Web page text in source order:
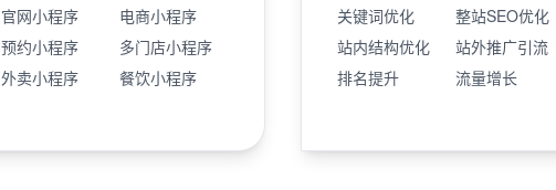
官网小程序
电商小程序
预约小程序
多门店小程序
外卖小程序
餐饮小程序
关键词优化
整站SEO优化
站内结构优化
站外推广引流
排名提升
流量增长